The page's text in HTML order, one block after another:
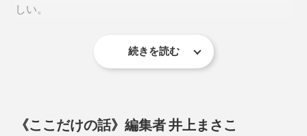
少濡れてもすぐに拭き取れてすぐ乾き、汚れもつきにく
いという頼もしさ。
か、水で薄めた中性洗剤を使って手洗いもOKだから、
しい。
そんな方にも気軽に迎え入れていただけます。
クトに収納も可能です。
続きを読む
《ここだけの話》編集者 井上まさこ